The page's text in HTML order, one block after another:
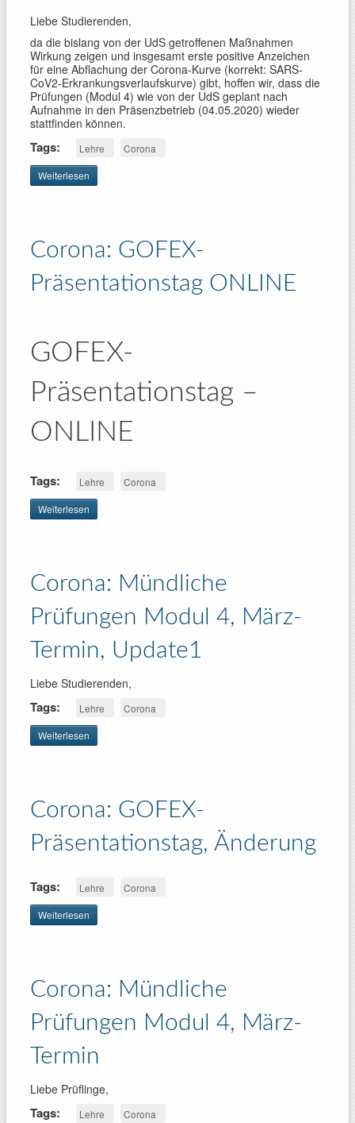
Liebe Studierenden,
da die bislang von der UdS getroffenen Maßnahmen
Wirkung zeigen und insgesamt erste positive Anzeichen
für eine Abflachung der Corona-Kurve (korrekt: SARS-
CoV2-Erkrankungsverlaufskurve) gibt, hoffen wir, dass die
Prüfungen (Modul 4) wie von der UdS geplant nach
Aufnahme in den Präsenzbetrieb (04.05.2020) wieder
stattfinden können.
Tags: Lehre
Corona
Weiterlesen
Corona:
März-
Termin,
Update2
Corona: GOFEX-
Präsentationstag ONLINE
GOFEX-
Präsentationstag –
ONLINE
Tags: Lehre
Corona
Weiterlesen
Corona: Mündliche
Prüfungen Modul 4, März-
Termin, Update1
Liebe Studierenden,
Tags: Lehre
Corona
Weiterlesen
Corona:
März-
Termin,
Update1
Corona: GOFEX-
Präsentationstag, Änderung
Tags: Lehre
Corona
Weiterlesen
Corona: Mündliche
Prüfungen Modul 4, März-
Termin
Liebe Prüflinge,
Tags: Lehre
Corona